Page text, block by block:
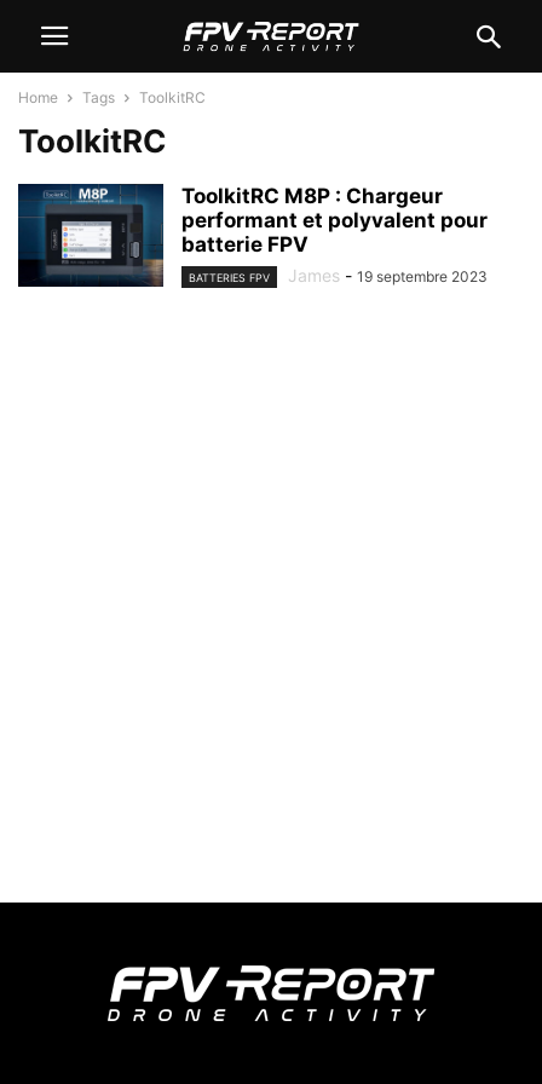
Home Tags ToolkitRC
ToolkitRC
ToolkitRC M8P : Chargeur
performant et polyvalent pour
batterie FPV
BATTERIES FPV James - 19 septembre 2023